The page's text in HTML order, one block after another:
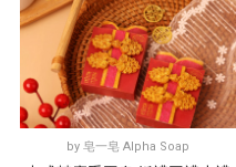
by皂一皂 Alpha Soap